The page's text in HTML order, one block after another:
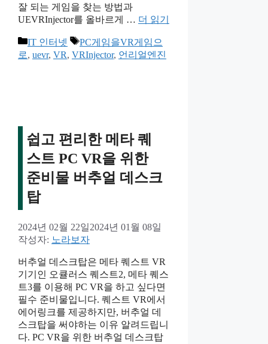
잘 되는 게임을 찾는 방법과
UEVRInjector를 올바르게 … 더 읽기
카
테
IT 인터넷
태
그
PC게임을VR게임으
로, uevr, VR, VRInjector, 언리얼엔진
쉽고 편리한 메타 퀘
스트 PC VR을 위한
준비물 버추얼 데스크
탑
2024년 02월 22일2024년 01월 08일
작성자: 노라보자
버추얼 데스크탑은 메타 퀘스트 VR
기기인 오큘러스 퀘스트2, 메타 퀘스
트3를 이용해 PC VR을 하고 싶다면
필수 준비물입니다. 퀘스트 VR에서
에어링크를 제공하지만, 버추얼 데
스크탑을 써야하는 이유 알려드립니
다. PC VR을 위한 버추얼 데스크탑